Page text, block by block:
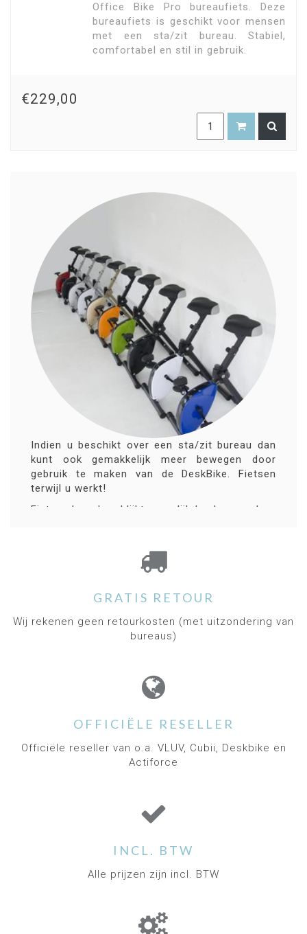
Office Bike Pro bureaufiets. Deze
bureaufiets is geschikt voor mensen
met een sta/zit bureau. Stabiel,
comfortabel en stil in gebruik.
€229,00
Indien u beschikt over een sta/zit bureau dan
kunt ook gemakkelijk meer bewegen door
gebruik te maken van de DeskBike. Fietsen
terwijl u werkt!
Fietsend werken blijkt namelijk heel gezond en
bovenbeenspieren. Dit zijn de grootste spieren
in je lichaam. Door beweging vermindert suiker
kan zo beter de hersenen bereiken waardoor je
eigenschappen van de
GRATIS RETOUR
Wij rekenen geen retourkosten (met uitzondering van
bureaus)
OFFICIËLE RESELLER
Officiële reseller van o.a. VLUV, Cubii, Deskbike en
Actiforce
INCL. BTW
Alle prijzen zijn incl. BTW